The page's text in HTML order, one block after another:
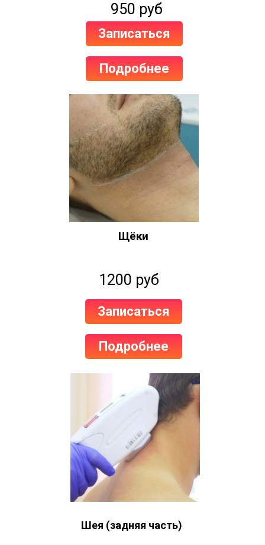
Щёки
1200 руб
Записаться
Подробнее
950 руб
Записаться
Подробнее
Шея (задняя часть)